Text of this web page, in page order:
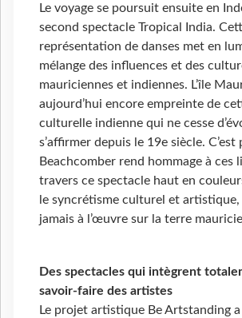
Le voyage se poursuit ensuite en
second spectacle Tropical India.
représentation de danses met en
mélange des influences et des
mauriciennes et indiennes. L’île
aujourd’hui encore empreinte de
culturelle indienne qui ne cesse
s’affirmer depuis le 19e siècle.
Beachcomber rend hommage à ces
travers ce spectacle haut en
le syncrétisme culturel et artistique,
jamais à l’œuvre sur la terre
Des spectacles qui intègrent
savoir-faire des artistes
Le projet artistique Be Artstanding